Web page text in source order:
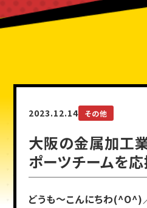
2023.12.14 その他
大阪の金属加工
ポーツチームを応
どうも～こんにちわ(^O^)